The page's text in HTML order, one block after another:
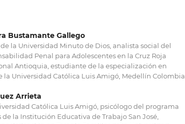
Bustamante Gallego
la Universidad Minuto de Dios, analista social del
Penal para Adolescentes en la Cruz Roja
Antioquia, estudiante de la especialización en
la Universidad Católica Luis Amigó, Medellín Colombia.
Arrieta
Católica Luis Amigó, psicólogo del programa
la Institución Educativa de Trabajo San José,